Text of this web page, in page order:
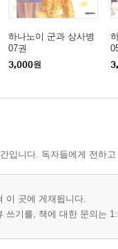
하나노이 군과 상사병
07권
3,000원
입니다. 독자들에게 전하
이 곳에 게재됩니다.
쓰기를, 책에 대한 문의는